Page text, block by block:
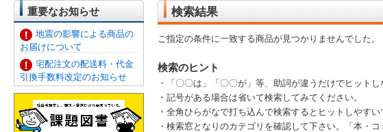
重要なお知らせ
地震の影響による商品の
お届けについて
宅配注文の配送料・代金
引換手数料改定のお知らせ
検索結果
ご指定の条件に一致する商品が見つかりませんでした。
検索のヒント
・「〇〇は」「〇〇が」等、助詞が違うだけでヒットし
・記号がある場合は省いて検索してみてください。
・全角ひらがなで打ち込んで検索するとヒットしやすい
・検索窓となりのカテゴリを確認して下さい。「本・